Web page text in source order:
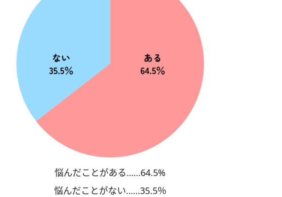
悩んだことがある……64.5%
悩んだことがない……35.5％